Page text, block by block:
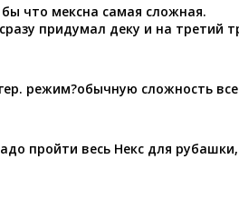
что мексна самая сложная.
придумал деку и на третий
режим?обычную сложность
пройти весь Некс для